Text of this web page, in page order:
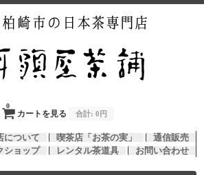
カートを見る
0
合計: 0円
について 喫茶店「お茶の実」
通信販売
ショップ レンタル茶道具 お問い合わせ